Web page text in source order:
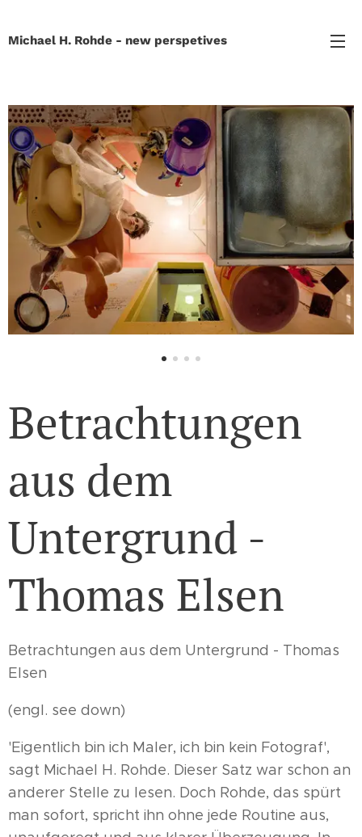
Michael H. Rohde - new perspetives
Betrachtungen
aus dem
Untergrund -
Thomas Elsen
Betrachtungen aus dem Untergrund - Thomas
Elsen
(engl. see down)
'Eigentlich bin ich Maler, ich bin kein Fotograf',
sagt Michael H. Rohde. Dieser Satz war schon an
anderer Stelle zu lesen. Doch Rohde, das spürt
man sofort, spricht ihn ohne jede Routine aus,